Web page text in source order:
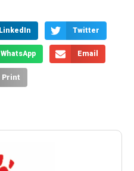
LinkedIn Twitter
WhatsApp Email
Print